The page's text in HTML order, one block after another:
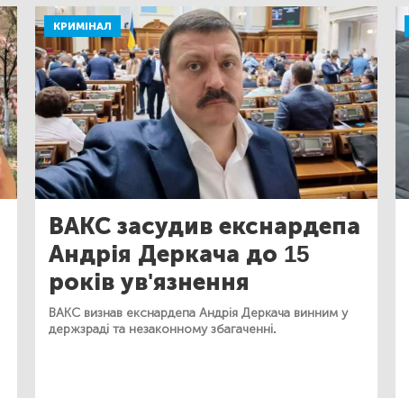
КРИМІНАЛ
ВАКС засудив екснардепа
Андрія Деркача до 15
років ув'язнення
ВАКС визнав екснардепа Андрія Деркача винним у
держзраді та незаконному збагаченні.